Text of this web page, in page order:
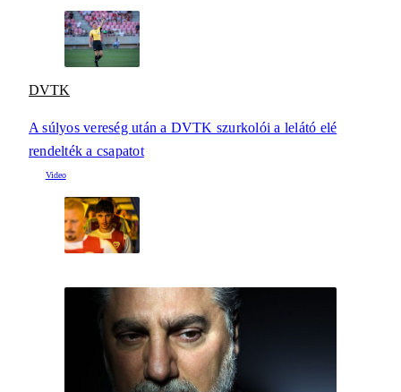
DVTK
A súlyos vereség után a DVTK szurkolói a lelátó elé
rendelték a csapatot